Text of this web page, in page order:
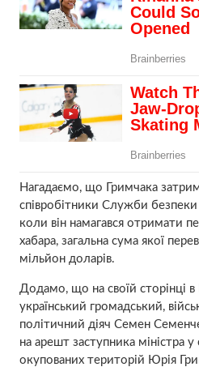
Нагадаємо, що Гримчака
співробітники Служби
коли він намагався отримати
хабара, загальна сума якої
мільйон доларів.
Додамо, що на своїй сторінці в
український громадський,
політичний діяч Семен
на арешт заступника міністра
окупованих територій Юрія